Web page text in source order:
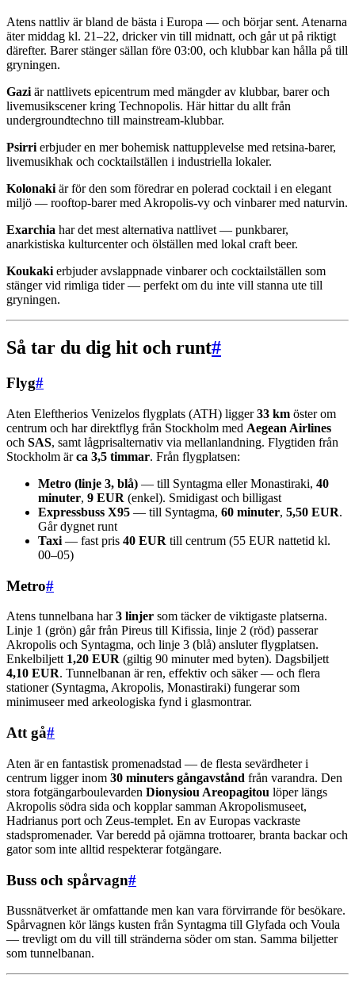
Atens nattliv är bland de bästa i Europa — och börjar sent. Atenarna
äter middag kl. 21–22, dricker vin till midnatt, och går ut på riktigt
därefter. Barer stänger sällan före 03:00, och klubbar kan hålla på till
gryningen.
Gaziär nattlivets epicentrum med mängder av klubbar, barer och
livemusikscener kring Technopolis. Här hittar du allt från
undergroundtechno till mainstream-klubbar.
Psirrierbjuder en mer bohemisk nattupplevelse med retsina-barer,
livemusikhak och cocktailställen i industriella lokaler.
Kolonakiär för den som föredrar en polerad cocktail i en elegant
miljö — rooftop-barer med Akropolis-vy och vinbarer med naturvin.
Exarchia har det mest alternativa nattlivet — punkbarer,
anarkistiska kulturcenter och ölställen med lokal craft beer.
Koukakierbjuder avslappnade vinbarer och cocktailställen som
stänger vid rimliga tider — perfekt om du inte vill stanna ute till
gryningen.
Så tar du dig hit och runt#
Flyg#
Aten Eleftherios Venizelos flygplats (ATH) ligger33 km öster om
centrum och har direktflyg från Stockholm med Aegean Airlines
och SAS, samt lågprisalternativ via mellanlandning. Flygtiden från
Stockholm ärca 3,5 timmar. Från flygplatsen:
Metro (linje 3, blå) — till Syntagma eller Monastiraki, 40
minuter, 9 EUR (enkel). Smidigast och billigast
Expressbuss X95 — till Syntagma, 60 minuter, 5,50 EUR.
Går dygnet runt
Taxi — fast pris 40 EUR till centrum (55 EUR nattetid kl.
00–05)
Metro#
Atens tunnelbana har3 linjer som täcker de viktigaste platserna.
Linje 1 (grön) går från Pireus till Kifissia, linje 2 (röd) passerar
Akropolis och Syntagma, och linje 3 (blå) ansluter flygplatsen.
Enkelbiljett 1,20 EUR (giltig 90 minuter med byten). Dagsbiljett
4,10 EUR. Tunnelbanan är ren, effektiv och säker — och flera
stationer (Syntagma, Akropolis, Monastiraki) fungerar som
minimuseer med arkeologiska fynd i glasmontrar.
Att gå#
Aten är en fantastisk promenadstad — de flesta sevärdheter i
centrum ligger inom 30 minuters gångavstånd från varandra. Den
stora fotgängarboulevarden Dionysiou Areopagitou löper längs
Akropolis södra sida och kopplar samman Akropolismuseet,
Hadrianus port och Zeus-templet. En av Europas vackraste
stadspromenader. Var beredd på ojämna trottoarer, branta backar och
gator som inte alltid respekterar fotgängare.
Buss och spårvagn#
Bussnätverket är omfattande men kan vara förvirrande för besökare.
Spårvagnen kör längs kusten från Syntagma till Glyfada och Voula
— trevligt om du vill till stränderna söder om stan. Samma biljetter
som tunnelbanan.